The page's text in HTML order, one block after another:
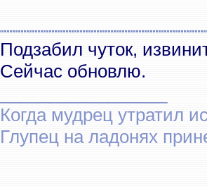
Подзабил чуток,
Сейчас обновлю.
Когда мудрец утратил
Глупец на ладонях